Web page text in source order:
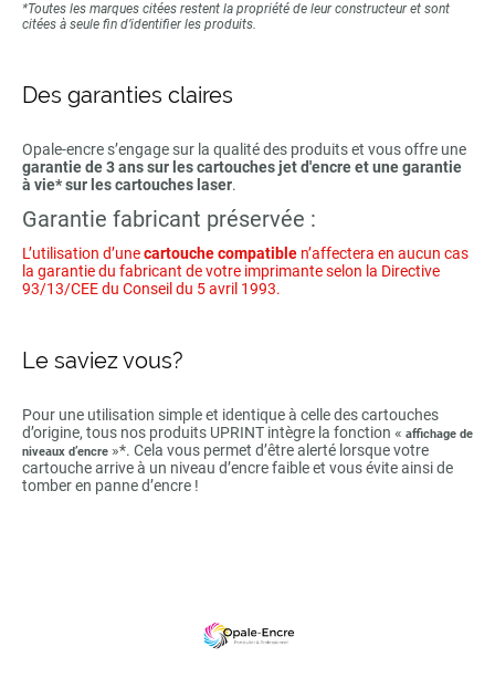
*Toutes les marques citées restent la propriété de leur constructeur et sont
citées à seule fin d’identifier les produits.
Des garanties claires
Opale-encre s’engage sur la qualité des produits et vous offre une
garantie de 3 ans sur les cartouches jet d'encre et une garantie
à vie* sur les cartouches laser.
Garantie fabricant préservée :
L’utilisation d’unecartouche compatible n’affectera en aucun cas
la garantie du fabricant de votre imprimante selon la Directive
93/13/CEE du Conseil du 5 avril 1993.
Le saviez vous?
Pour une utilisation simple et identique à celle des cartouches
d’origine, tous nos produits UPRINT intègre la fonction « affichage de
niveaux d’encre »*. Cela vous permet d’être alerté lorsque votre
cartouche arrive à un niveau d’encre faible et vous évite ainsi de
tomber en panne d’encre !